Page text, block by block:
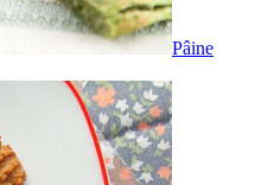
Pâine